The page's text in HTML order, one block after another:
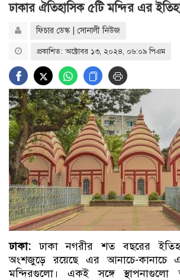
ঢাকার ঐতিহাসিক ৫টি মন্দির এর
ফিচার ডেস্ক | সোনালী নিউজ
প্রকাশিত: অক্টোবর ১৩, ২০২৪, ০৬:০৯ পিএম
ঢাকা: ঢাকা নগরীর শত বছরের
অংশজুড়ে রয়েছে এর আনাচে-কানাচে
মন্দিরগুলো। একই সঙ্গে স্থাপনাগুলো